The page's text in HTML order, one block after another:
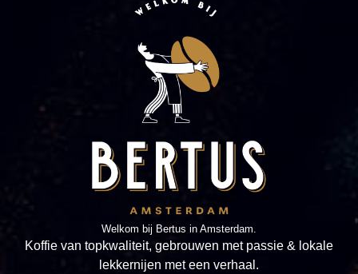
Welkom bij Bertus in Amsterdam.
Koffie van topkwaliteit, gebrouwen met passie & lokale
lekkernijen met een verhaal.